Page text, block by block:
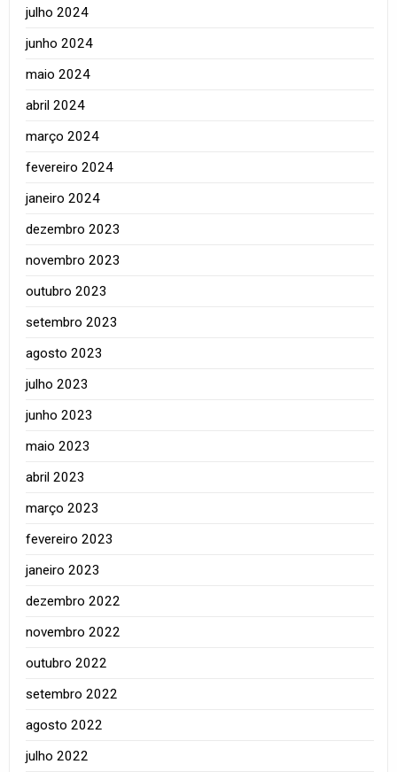
julho 2024
junho 2024
maio 2024
abril 2024
março 2024
fevereiro 2024
janeiro 2024
dezembro 2023
novembro 2023
outubro 2023
setembro 2023
agosto 2023
julho 2023
junho 2023
maio 2023
abril 2023
março 2023
fevereiro 2023
janeiro 2023
dezembro 2022
novembro 2022
outubro 2022
setembro 2022
agosto 2022
julho 2022